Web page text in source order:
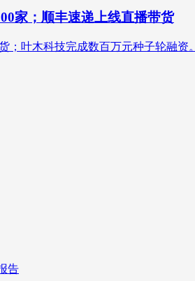
家；顺丰速递上线直播带货
；叶木科技完成数百万元种子轮融资。
告